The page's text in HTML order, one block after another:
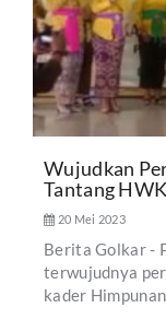
Wujudkan
Tantang
20 Mei 2023
Berita Golkar -
terwujudnya
kader